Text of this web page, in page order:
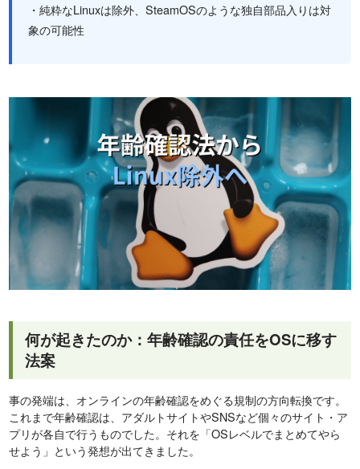
・純粋なLinuxは除外、SteamOSのような独自部品入りは対
象の可能性
何が起きたのか：年齢確認の責任をOSに移す
法案
事の発端は、オンラインの年齢確認をめぐる規制の方向転換です。
これまで年齢確認は、アダルトサイトやSNSなど個々のサイト・ア
プリが各自で行うものでした。それを「OSレベルでまとめてやら
せよう」という発想が出てきました。